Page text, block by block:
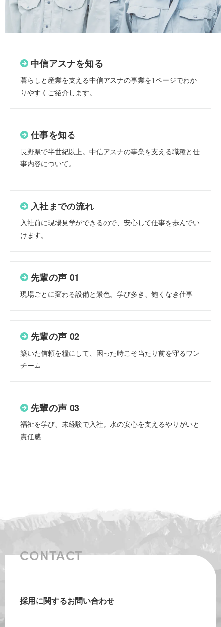
中信アスナを知る
暮らしと産業を支える中信アスナの事業を1ページでわか
りやすくご紹介します。
仕事を知る
長野県で半世紀以上。中信アスナの事業を支える職種と仕
事内容について。
入社までの流れ
入社前に現場見学ができるので、安心して仕事を歩んでい
けます。
先輩の声 01
現場ごとに変わる設備と景色。学び多き、飽くなき仕事
先輩の声 02
築いた信頼を糧にして、困った時こそ当たり前を守るワン
チーム
先輩の声 03
福祉を学び、未経験で入社。水の安心を支えるやりがいと
責任感
CONTACT
採用に関するお問い合わせ